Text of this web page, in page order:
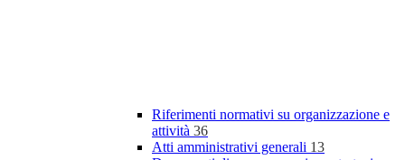
Riferimenti normativi su organizzazione e
attività 36
Atti amministrativi generali 13